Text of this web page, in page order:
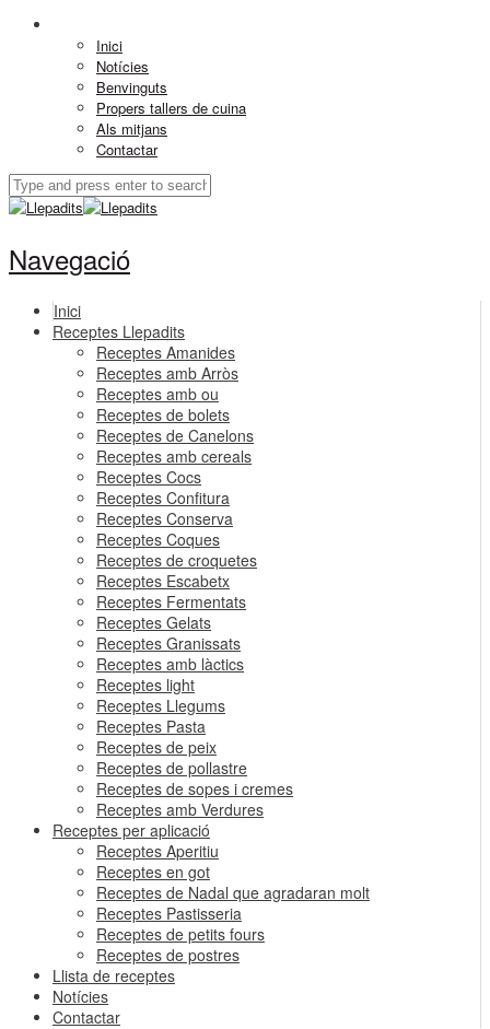
Inici
Notícies
Benvinguts
Propers tallers de cuina
Als mitjans
Contactar
Navegació
Inici
Receptes Llepadits
Receptes Amanides
Receptes amb Arròs
Receptes amb ou
Receptes de bolets
Receptes de Canelons
Receptes amb cereals
Receptes Cocs
Receptes Confitura
Receptes Conserva
Receptes Coques
Receptes de croquetes
Receptes Escabetx
Receptes Fermentats
Receptes Gelats
Receptes Granissats
Receptes amb làctics
Receptes light
Receptes Llegums
Receptes Pasta
Receptes de peix
Receptes de pollastre
Receptes de sopes i cremes
Receptes amb Verdures
Receptes per aplicació
Receptes Aperitiu
Receptes en got
Receptes de Nadal que agradaran molt
Receptes Pastisseria
Receptes de petits fours
Receptes de postres
Llista de receptes
Notícies
Contactar